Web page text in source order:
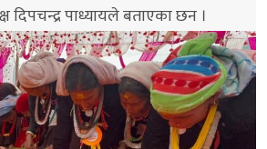
दिपचन्द्र पाध्यायले बताएका छन ।